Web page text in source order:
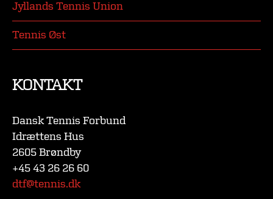
Jyllands Tennis Union
Tennis Øst
KONTAKT
Dansk Tennis Forbund
Idrættens Hus
2605 Brøndby
+45 43 26 26 60
dtf@tennis.dk